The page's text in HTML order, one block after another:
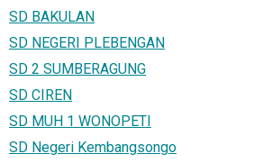
SD BAKULAN
SD NEGERI PLEBENGAN
SD 2 SUMBERAGUNG
SD CIREN
SD MUH 1 WONOPETI
SD Negeri Kembangsongo